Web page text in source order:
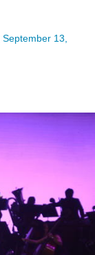
September 13,